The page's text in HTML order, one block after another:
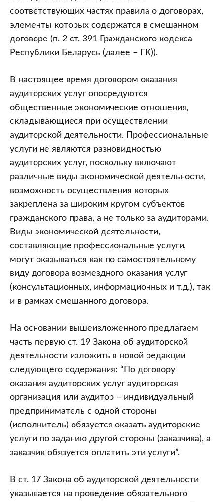
соответствующих частях правила о договорах,
элементы которых содержатся в смешанном
договоре (п. 2 ст. 391 Гражданского кодекса
Республики Беларусь (далее – ГК)).
В настоящее время договором оказания
аудиторских услуг опосредуются
общественные экономические отношения,
складывающиеся при осуществлении
аудиторской деятельности. Профессиональные
услуги не являются разновидностью
аудиторских услуг, поскольку включают
различные виды экономической деятельности,
возможность осуществления которых
закреплена за широким кругом субъектов
гражданского права, а не только за аудиторами.
Виды экономической деятельности,
составляющие профессиональные услуги,
могут оказываться как по самостоятельному
виду договора возмездного оказания услуг
(консультационных, информационных и т.д.), так
и в рамках смешанного договора.
На основании вышеизложенного предлагаем
часть первую ст. 19 Закона об аудиторской
деятельности изложить в новой редакции
следующего содержания: “По договору
оказания аудиторских услуг аудиторская
организация или аудитор – индивидуальный
предприниматель с одной стороны
(исполнитель) обязуется оказать аудиторские
услуги по заданию другой стороны (заказчика), а
заказчик обязуется оплатить эти услуги”.
В ст. 17 Закона об аудиторской деятельности
указывается на проведение обязательного